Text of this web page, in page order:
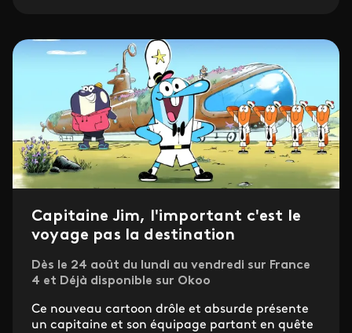
Capitaine Jim, l'important c'est le
voyage pas la destination
Dès le 24 août du lundi au vendredi sur France
4 et Déjà disponible sur Okoo
Ce nouveau cartoon drôle et absurde présente
un capitaine et son équipage partant en quête